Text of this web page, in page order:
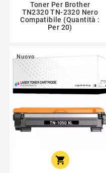
Toner Per Brother
TN2320 TN-2320 Nero
Compatibile (Quantità :
Per 20)
Nuovo
